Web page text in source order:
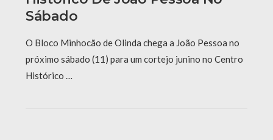
Sábado
O Bloco Minhocão de Olinda chega a João Pessoa no
próximo sábado (11) para um cortejo junino no Centro
Histórico …